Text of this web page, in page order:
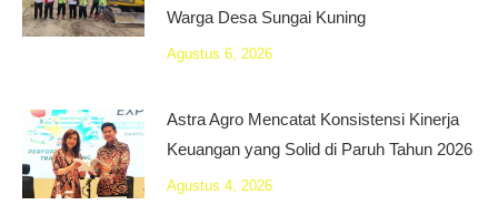
Warga Desa Sungai Kuning
Agustus 6, 2026
Astra Agro Mencatat Konsistensi Kinerja
Keuangan yang Solid di Paruh Tahun 2026
Agustus 4, 2026